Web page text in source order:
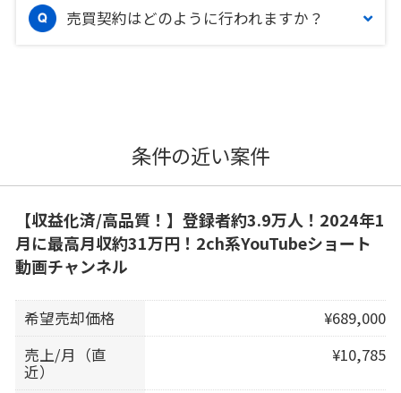
売買契約はどのように行われますか？
条件の近い案件
【収益化済/高品質！】登録者約3.9万人！2024年1
月に最高月収約31万円！2ch系YouTubeショート
動画チャンネル
希望売却価格
¥689,000
売上/月（直
近）
¥10,785